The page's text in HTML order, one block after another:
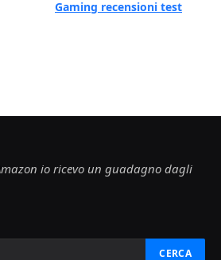
Gaming recensioni test
io ricevo un guadagno dagli